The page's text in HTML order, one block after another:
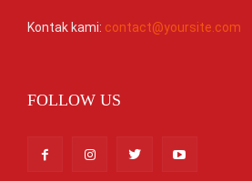
Kontak kami: contact@yoursite.com
FOLLOW US